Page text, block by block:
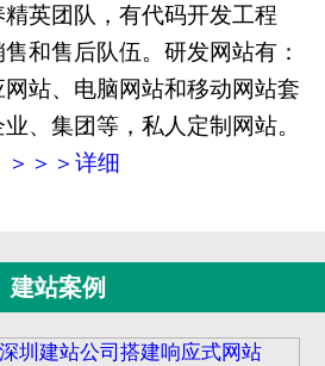
英团队，有代码开发工程
和售后队伍。研发网站有：
站、电脑网站和移动网站套
、集团等，私人定制网站。
＞＞＞详细
建站案例